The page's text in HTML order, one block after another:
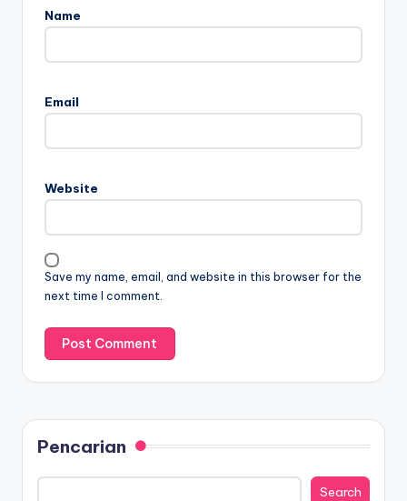
Name
Email
Website
Save my name, email, and website in this browser for the
next time I comment.
Pencarian
Search